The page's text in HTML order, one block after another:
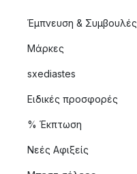
Έμπνευση & Συμβουλές
Μάρκες
sxediastes
Ειδικές προσφορές
% Έκπτωση
Νεές Αφιξείς